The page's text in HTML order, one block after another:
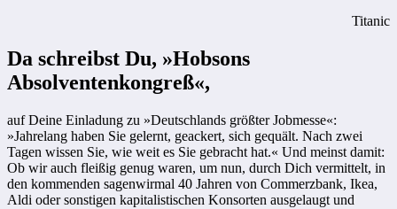
Titanic
Da schreibst Du, »Hobsons
Absolventenkongreß«,
auf Deine Einladung zu »Deutschlands größter Jobmesse«:
»Jahrelang haben Sie gelernt, geackert, sich gequält. Nach zwei
Tagen wissen Sie, wie weit es Sie gebracht hat.« Und meinst damit:
Ob wir auch fleißig genug waren, um nun, durch Dich vermittelt, in
den kommenden sagenwirmal 40 Jahren von Commerzbank, Ikea,
Aldi oder sonstigen kapitalistischen Konsorten ausgelaugt und